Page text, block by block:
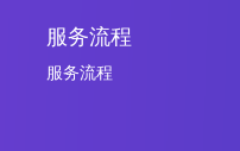
服务流程
服务流程